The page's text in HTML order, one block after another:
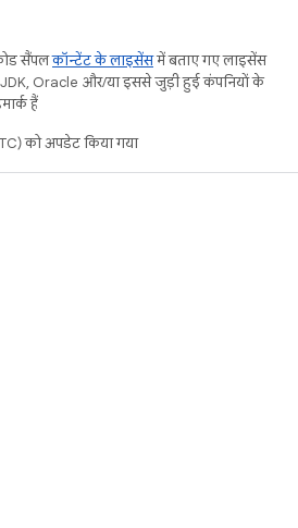
सैंपलकॉन्टेंट के लाइसेंसमें बताए गए लाइसेंस
Oracle और/या इससे जुड़ी हुई कंपनियों के
हैं.
को अपडेट किया गया.